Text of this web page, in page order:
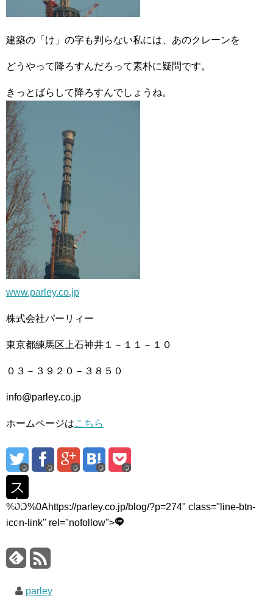
建築の「け」の字も判らない私には、あのクレーンを
どうやって降ろすんだろって素朴に疑問です。
きっとばらして降ろすんでしょうね。
www.parley.co.jp
株式会社パーリィー
東京都練馬区上石神井１－１１－１０
０３－３９２０－３８５０
info@parley.co.jp
ホームページはこちら
ス
カ
イ
リ
ー
%0D%0Ahttps://parley.co.jp/blog/?p=274" class="line-btn-
icon-link" rel="nofollow">
parley